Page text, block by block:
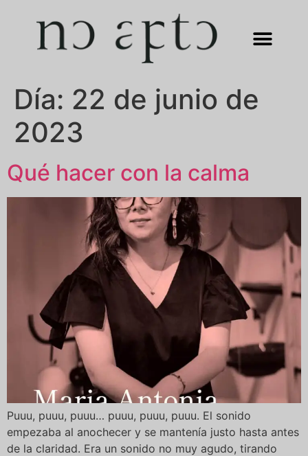
Día: 22 de junio de
2023
Qué hacer con la calma
Puuu, puuu, puuu… puuu, puuu, puuu. El sonido
empezaba al anochecer y se mantenía justo hasta antes
de la claridad. Era un sonido no muy agudo, tirando